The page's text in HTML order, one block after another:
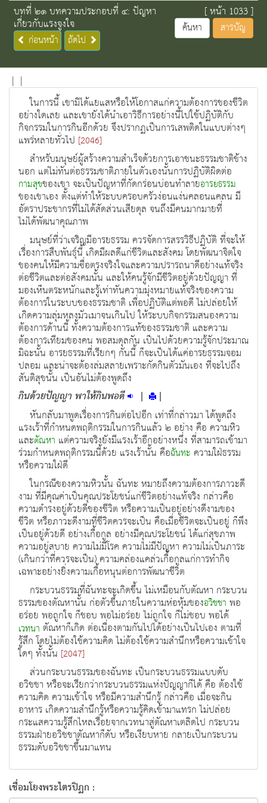
บทที่ ๒๑ บทความประกอบที่ ๔: ปัญหา
เกี่ยวกับแรงจูงใจ
ก่อนหน้า ถัดไป
[ หน้า 1033 ]
ค้นหา สารบัญ
| |
ในการนี้ เขามิได้แยแสหรือให้โอกาสแก่ความต้องการของชีวิต
อย่างใดเลย และเขายังได้นำเอาวิธีการอย่างนี้ไปใช้ปฏิบัติกับ
กิจกรรมในการกินอีกด้วย จึงปรากฏเป็นการเสพติดในแบบต่างๆ
แพร่หลายทั่วไป [2046]
สําหรับมนุษยผูสรางความสําเร็จดวยการเอาชนะธรรมชาติขาง
นอก แตไมทันตอธรรมชาติภายในตัวเองนั้นการปฏิบัติผิดตอ
กามสุขของเขา จะเปนปญหาที่กัดกรอนบอนทําลายอารยธรรม
ของเขาเอง ตั้งแตทําใหระบบครอบครัวงอนแงนคลอนแคลน มี
อัตราประชากรที่ไมไดสัดสวนเสียดุล จนถึงมีคนมากมายที่
ไมไดพัฒนาคุณภาพ
มนุษย์ที่ว่าเจริญมีอารยธรรม ควรจัดการสรรวิธีปฏิบัติ ที่จะให้
เรื่องการสืบพันธุ์นี้ เกิดมีผลดีแก่ชีวิตและสังคม โดยพัฒนาจิตใจ
ของคนให้มีความซื่อตรงจริงใจและความปรารถนาดีอย่างแท้จริง
ต่อชีวิตและต่อสังคมนั้น และให้คนรู้จักมีชีวิตอยู่ด้วยปัญญา ที่
มองเห็นตระหนักและรู้เท่าทันความมุ่งหมายแท้จริงของความ
ต้องการในระบบของธรรมชาติ เพื่อปฏิบัติแต่พอดี ไม่ปล่อยให้
เกิดความลุ่มหลงมัวเมาจนเกินไป ให้ระบบกิจกรรมสนองความ
ต้องการด้านนี้ ทั้งความต้องการแท้ของธรรมชาติ และความ
ต้องการเทียมของคน พอสมดุลกัน เป็นไปด้วยความรู้จักประมาณ
มิฉะนั้น อารยธรรมที่เรียกๆ กันนี้ ก็จะเป็นได้แค่อารยธรรมจอม
ปลอม และน่าจะต้องล่มสลายเพราะกัดกินตัวมันเอง ที่จะไปถึง
สันติสุขนั้น เป็นอันไม่ต้องพูดถึง
กินด้วยปัญญา พาให้กินพอดี | |
หันกลับมาพูดเรื่องการกินต่อไปอีก เท่าที่กล่าวมา ได้พูดถึง
แรงเร้าที่กำหนดพฤติกรรมในการกินแล้ว ๒ อย่าง คือ ความหิว
และตัณหา แต่ความจริงยังมีแรงเร้าอีกอย่างหนึ่ง ที่สามารถเข้ามา
ร่วมกำหนดพฤติกรรมนี้ด้วย แรงเร้านั้น คือฉันทะ ความใฝ่ธรรม
หรือความใฝ่ดี
ในกรณีของความหิวนั้น ฉันทะ หมายถึงความต้องการภาวะดี
งาม ที่มีคุณค่าเป็นคุณประโยชน์แก่ชีวิตอย่างแท้จริง กล่าวคือ
ความดำรงอยู่ด้วยดีของชีวิต หรือความเป็นอยู่อย่างดีงามของ
ชีวิต หรือภาวะดีงามที่ชีวิตควรจะเป็น คือเมื่อชีวิตจะเป็นอยู่ ก็พึง
เป็นอยู่ด้วยดี อย่างเกื้อกูล อย่างมีคุณประโยชน์ ได้แก่สุขภาพ
ความอยู่สบาย ความไม่มีโรค ความไม่มีปัญหา ความไม่เป็นภาระ
(เกินกว่าที่ควรจะเป็น) ความคล่องแคล่วเกื้อกูลแก่การทำกิจ
เฉพาะอย่างยิ่งความเกื้อหนุนต่อการพัฒนาชีวิต
กระบวนธรรมที่ฉันทะจะเกิดขึ้น ไม่เหมือนกับตัณหา กระบวน
ธรรมของตัณหานั้น ก่อตัวขึ้นภายในความห่อหุ้มของอวิชชา พอ
อร่อย พอถูกใจ ก็ชอบ พอไม่อร่อย ไม่ถูกใจ ก็ไม่ชอบ พอได้
เวทนา ตัณหาก็เกิด ต่อเนื่องตามกันไปได้อย่างเป็นไปเอง ตามที่
รู้สึก โดยไม่ต้องใช้ความคิด ไม่ต้องใช้ความสำนึกหรือความเข้าใจ
ใดๆ ทั้งนั้น [2047]
ส่วนกระบวนธรรมของฉันทะ เป็นกระบวนธรรมแบบดับ
อวิชชา หรือจะเรียกว่ากระบวนธรรมแห่งปัญญาก็ได้ คือ ต้องใช้
ความคิด ความเข้าใจ หรือมีความสำนึกรู้ กล่าวคือ เมื่อจะกิน
อาหาร เกิดความสำนึกรู้หรือความรู้คิดเข้ามาแทรก ไม่ปล่อย
กระแสความรู้สึกไหลเรื่อยจากเวทนาสู่ตัณหาเตลิดไป กระบวน
ธรรมฝ่ายอวิชชาตัณหาก็ดับ หรือเงียบหาย กลายเป็นกระบวน
ธรรมดับอวิชชาขึ้นมาแทน
เชื่อมโยงพระไตรปิฏก :